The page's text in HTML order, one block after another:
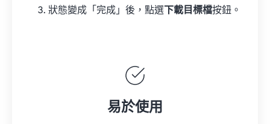
狀態變成「完成」後，點選 下載目標檔按鈕。
易於使用